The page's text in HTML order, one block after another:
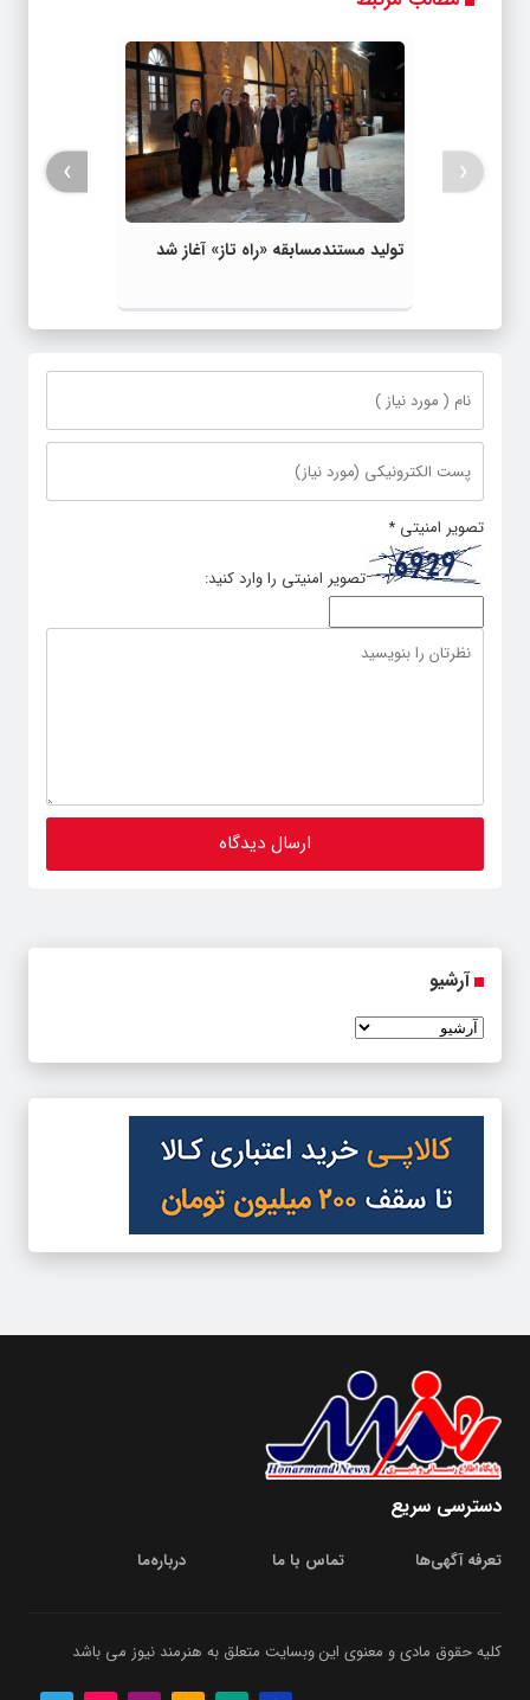
تولید مستندمسابقه «راه تاز» آغاز شد
‹
›
تصویر امنیتی *
تصویر امنیتی را وارد کنید:
آرشیو
دسترسی سریع
تعرفه آگهی‌ها تماس با ما درباره‌‌ما
کلیه حقوق مادی و معنوی این وبسایت متعلق به هنرمند نیوز می باشد